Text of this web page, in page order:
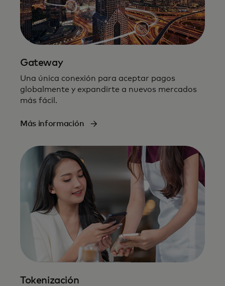
Gateway
Una única conexión para aceptar pagos
globalmente y expandirte a nuevos mercados
más fácil.​
Más información
Tokenización